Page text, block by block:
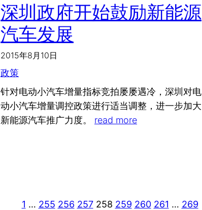
深圳政府开始鼓励新能源
汽车发展
2015年8月10日
政策
针对电动小汽车增量指标竞拍屡屡遇冷，深圳对电
动小汽车增量调控政策进行适当调整，进一步加大
新能源汽车推广力度。 read more
1 … 255 256 257 258 259 260 261 … 269